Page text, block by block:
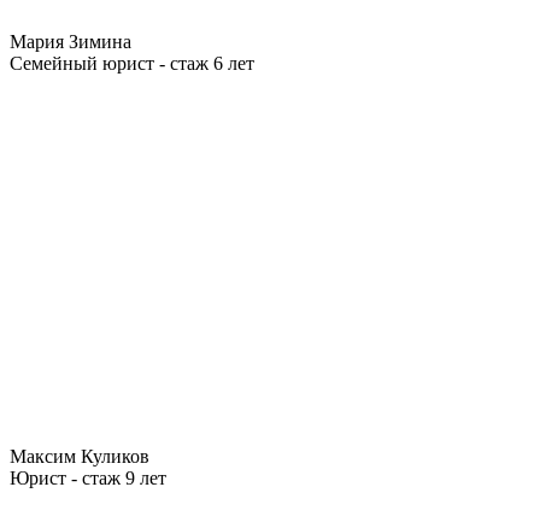
Мария Зимина
Семейный юрист - стаж 6 лет
Максим Куликов
Юрист - стаж 9 лет